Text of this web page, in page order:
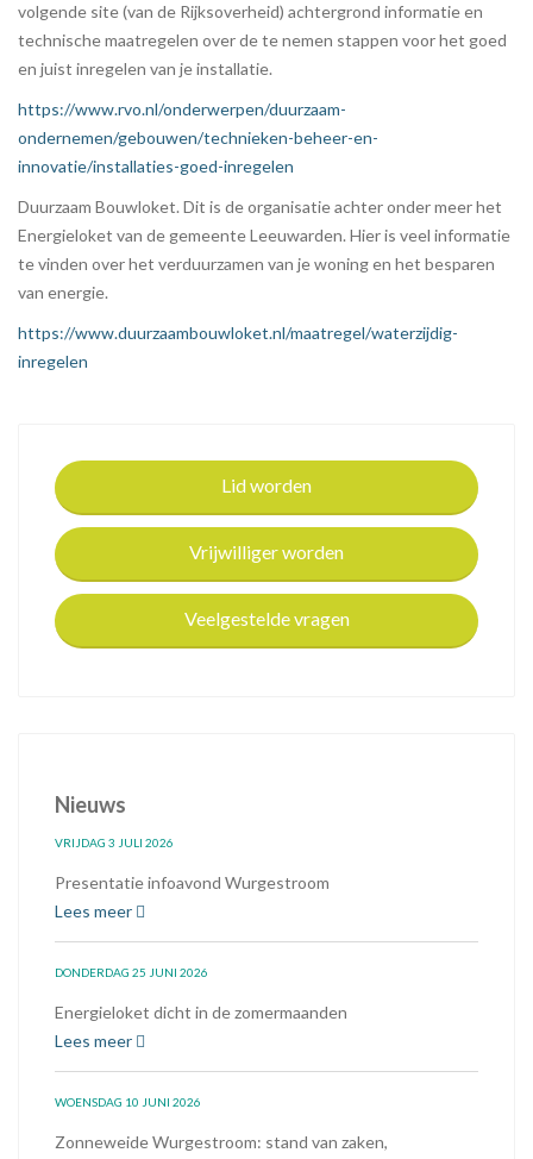
volgende site (van de Rijksoverheid) achtergrond informatie en
technische maatregelen over de te nemen stappen voor het goed
en juist inregelen van je installatie.
https://www.rvo.nl/onderwerpen/duurzaam-
ondernemen/gebouwen/technieken-beheer-en-
innovatie/installaties-goed-inregelen
Duurzaam Bouwloket. Dit is de organisatie achter onder meer het
Energieloket van de gemeente Leeuwarden. Hier is veel informatie
te vinden over het verduurzamen van je woning en het besparen
van energie.
https://www.duurzaambouwloket.nl/maatregel/waterzijdig-
inregelen
Lid worden
Vrijwilliger worden
Veelgestelde vragen
Nieuws
VRIJDAG 3 JULI 2026
Presentatie infoavond Wurgestroom
Lees meer
DONDERDAG 25 JUNI 2026
Energieloket dicht in de zomermaanden
Lees meer
WOENSDAG 10 JUNI 2026
Zonneweide Wurgestroom: stand van zaken,